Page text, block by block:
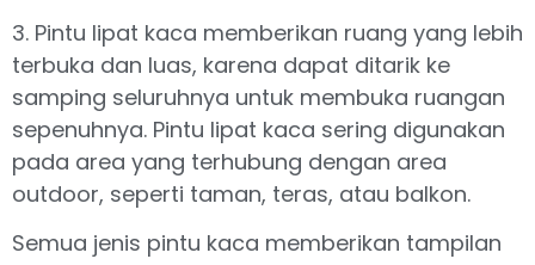
3. Pintu lipat kaca memberikan ruang yang lebih
terbuka dan luas, karena dapat ditarik ke
samping seluruhnya untuk membuka ruangan
sepenuhnya. Pintu lipat kaca sering digunakan
pada area yang terhubung dengan area
outdoor, seperti taman, teras, atau balkon.
Semua jenis pintu kaca memberikan tampilan